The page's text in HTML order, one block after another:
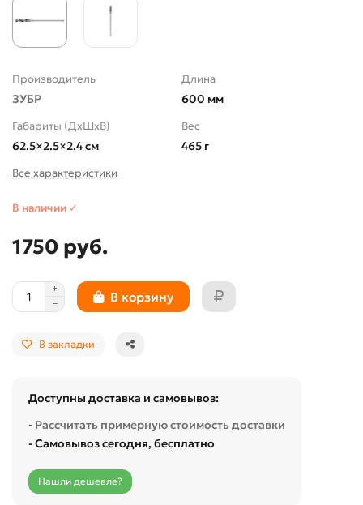
Производитель
ЗУБР
Длина
600 мм
Габариты (ДхШхВ)
62.5×2.5×2.4 см
Вес
465 г
Все характеристики
В наличии ✓
1750 руб.
В корзину
В закладки
Доступны доставка и самовывоз:
- Рассчитать примерную стоимость доставки
- Самовывоз сегодня, бесплатно
Нашли дешевле?